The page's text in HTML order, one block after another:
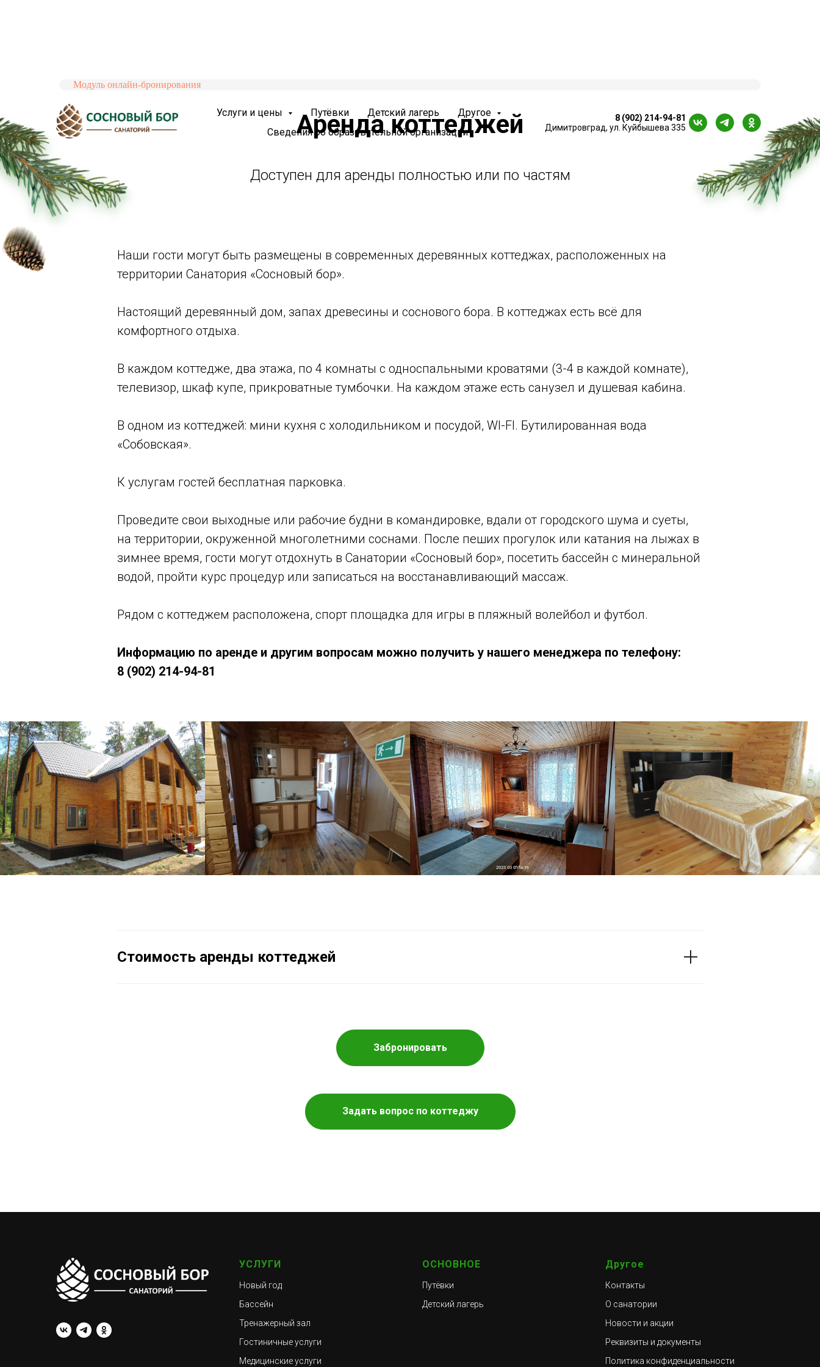
Услуги и цены Путёвки Детский лагерь
Другое
Сведения об образовательной организации
8 (902) 214-94-81
Димитровград, ул. Куйбышева 335
Модуль онлайн-бронирования
Аренда коттеджей
Доступен для аренды полностью или по частям
Наши гости могут быть размещены в современных деревянных коттеджах, расположенных на
территории Санатория «Сосновый бор».
Настоящий деревянный дом, запах древесины и соснового бора. В коттеджах есть всё для
комфортного отдыха.
В каждом коттедже, два этажа, по 4 комнаты с односпальными кроватями (3-4 в каждой комнате),
телевизор, шкаф купе, прикроватные тумбочки. На каждом этаже есть санузел и душевая кабина.
В одном из коттеджей: мини кухня с холодильником и посудой, WI-FI. Бутилированная вода
«Собовская».
К услугам гостей бесплатная парковка.
Проведите свои выходные или рабочие будни в командировке, вдали от городского шума и суеты,
на территории, окруженной многолетними соснами. После пеших прогулок или катания на лыжах в
зимнее время, гости могут отдохнуть в Санатории «Сосновый бор», посетить бассейн с минеральной
водой, пройти курс процедур или записаться на восстанавливающий массаж.
Рядом с коттеджем расположена, спорт площадка для игры в пляжный волейбол и футбол.
Информацию по аренде и другим вопросам можно получить у нашего менеджера по телефону:
8 (902) 214-94-81
Стоимость аренды коттеджей
Забронировать
Задать вопрос по коттеджу
УСЛУГИ
Новый год
Бассейн
Тренажерный зал
Гостиничные услуги
Медицинские услуги
ОСНОВНОЕ
Путёвки
Детский лагерь
Другое
Контакты
О санатории
Новости и акции
Реквизиты и документы
Политика конфиденциальности